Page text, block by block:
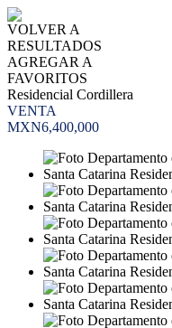
VOLVER A
RESULTADOS
AGREGAR A
FAVORITOS
Residencial Cordillera
VENTA
MXN6,400,000